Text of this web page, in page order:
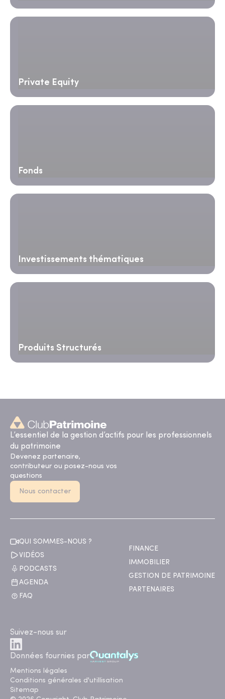
Private Equity
Fonds
Investissements thématiques
Produits Structurés
L’essentiel de la gestion d’actifs pour les professionnels
du patrimoine
Devenez partenaire,
contributeur ou posez-nous vos
questions
Nous contacter
QUI SOMMES-NOUS ?
VIDÉOS
PODCASTS
AGENDA
FAQ
FINANCE
IMMOBILIER
GESTION DE PATRIMOINE
PARTENAIRES
Suivez-nous sur
Données fournies par
Mentions légales
Conditions générales d'utillisation
Sitemap